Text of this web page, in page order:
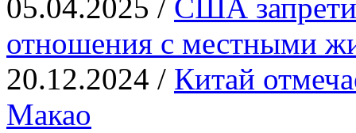
05.04.2025 / США
отношения с местными
20.12.2024 / Китай
Макао